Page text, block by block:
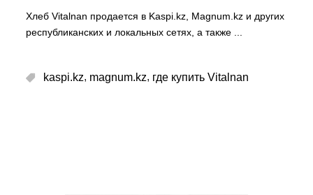
Хлеб Vitalnan продается в Kaspi.kz, Magnum.kz и других
республиканских и локальных сетях, а также
kaspi.kz, magnum.kz, где купить Vitalnan